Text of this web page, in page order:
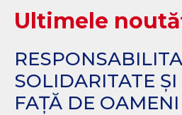
Ultimele
SOLIDARITATE ȘI
FAȚĂ DE OAMENI